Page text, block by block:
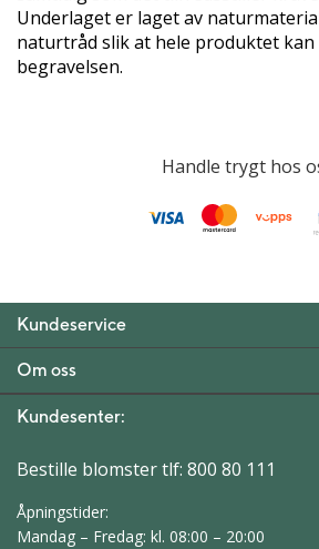
Underlaget er laget av
naturtråd slik at hele produktet
begravelsen.
Handle trygt hos
Kundeservice
Om oss
Kundesenter:
Bestille blomster tlf: 800 80 111
Åpningstider:
Mandag – Fredag: kl. 08:00 – 20:00